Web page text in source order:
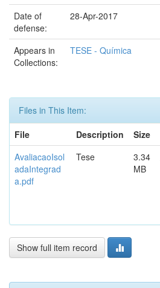
Date of
defense:
28-Apr-2017
Appears in
Collections:
TESE - Química
Files in This Item:
File
Description Size
AvaliacaoIsol
adaIntegrad
a.pdf
Tese
3.34
MB
Show full item record